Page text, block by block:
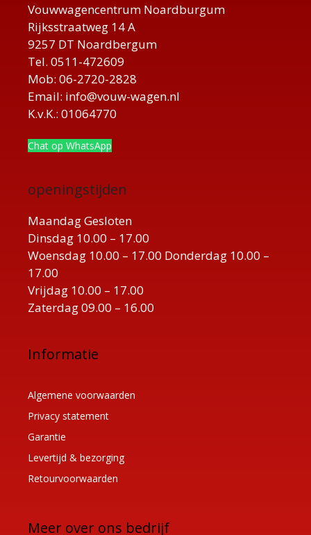
Vouwwagencentrum Noardburgum
Rijksstraatweg 14 A
9257 DT Noardbergum
Tel. 0511-472609
Mob: 06-2720-2828
Email: info@vouw-wagen.nl
K.v.K.: 01064770
Chat op WhatsApp
openingstijden
Maandag Gesloten
Dinsdag 10.00 – 17.00
Woensdag 10.00 – 17.00 Donderdag 10.00 –
17.00
Vrijdag 10.00 – 17.00
Zaterdag 09.00 – 16.00
Informatie
Algemene voorwaarden
Privacy statement
Garantie
Levertijd & bezorging
Retourvoorwaarden
Meer over ons bedrijf